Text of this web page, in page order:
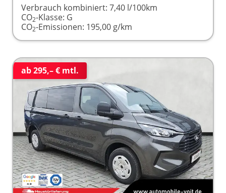
Verbrauch kombiniert: 7,40 l/100km
CO2-Klasse: G
CO2-Emissionen: 195,00 g/km
ab 295,– € mtl.